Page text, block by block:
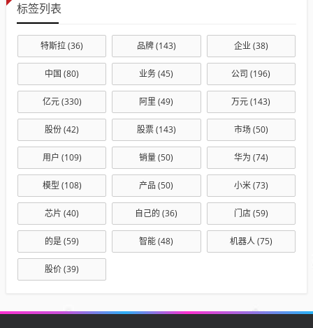
标签列表
特斯拉(36) 品牌(143) 企业(38)
中国 (80) 业务(45) 公司 (196)
亿元(330) 阿里 (49) 万元(143)
股份(42) 股票(143) 市场(50)
用户 (109) 销量(50) 华为 (74)
模型 (108) 产品 (50) 小米(73)
芯片 (40) 自己的 (36) 门店(59)
的是(59) 智能(48) 机器人(75)
股价(39)